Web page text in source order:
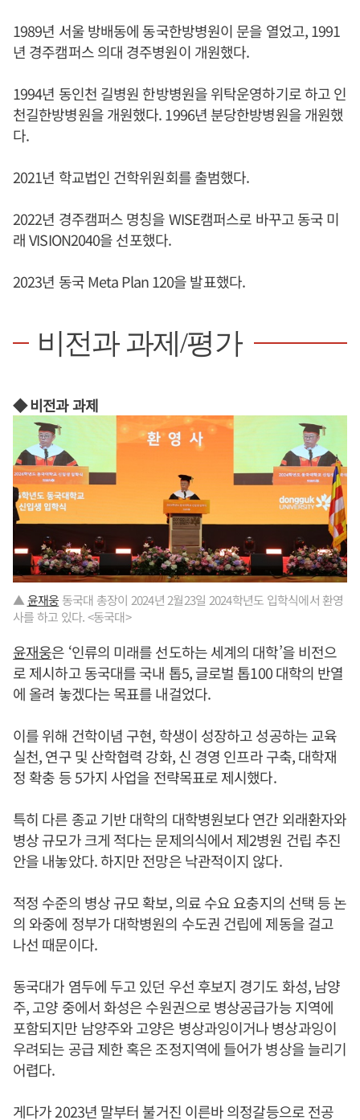
1989년 서울 방배동에 동국한방병원이 문을 열었고, 1991
년 경주캠퍼스 의대 경주병원이 개원했다.
1994년 동인천 길병원 한방병원을 위탁운영하기로 하고 인
천길한방병원을 개원했다. 1996년 분당한방병원을 개원했
다.
2021년 학교법인 건학위원회를 출범했다.
2022년 경주캠퍼스 명칭을 WISE캠퍼스로 바꾸고 동국 미
래 VISION2040을 선포했다.
2023년 동국 Meta Plan 120을 발표했다.
비전과 과제/평가
◆ 비전과 과제
▲윤재웅 동국대 총장이 2024년 2월23일 2024학년도 입학식에서 환영
사를 하고 있다. <동국대>
윤재웅은 ‘인류의 미래를 선도하는 세계의 대학’을 비전으
로 제시하고 동국대를 국내 톱5, 글로벌 톱100 대학의 반열
에 올려 놓겠다는 목표를 내걸었다.
이를 위해 건학이념 구현, 학생이 성장하고 성공하는 교육
실천, 연구 및 산학협력 강화, 신 경영 인프라 구축, 대학재
정 확충 등 5가지 사업을 전략목표로 제시했다.
특히 다른 종교 기반 대학의 대학병원보다 연간 외래환자와
병상 규모가 크게 적다는 문제의식에서 제2병원 건립 추진
안을 내놓았다. 하지만 전망은 낙관적이지 않다.
적정 수준의 병상 규모 확보, 의료 수요 요충지의 선택 등 논
의 와중에 정부가 대학병원의 수도권 건립에 제동을 걸고
나선 때문이다.
동국대가 염두에 두고 있던 우선 후보지 경기도 화성, 남양
주, 고양 중에서 화성은 수원권으로 병상공급가능 지역에
포함되지만 남양주와 고양은 병상과잉이거나 병상과잉이
우려되는 공급 제한 혹은 조정지역에 들어가 병상을 늘리기
어렵다.
게다가 2023년 말부터 불거진 이른바 의정갈등으로 전공